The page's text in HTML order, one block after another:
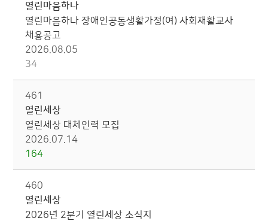
열린마음하나
열린마음하나 장애인공동생활가정(여) 사회재활교사
채용공고
2026.08.05
34
461
열린세상
열린세상 대체인력 모집
2026.07.14
164
460
열린세상
2026년 2분기 열린세상 소식지